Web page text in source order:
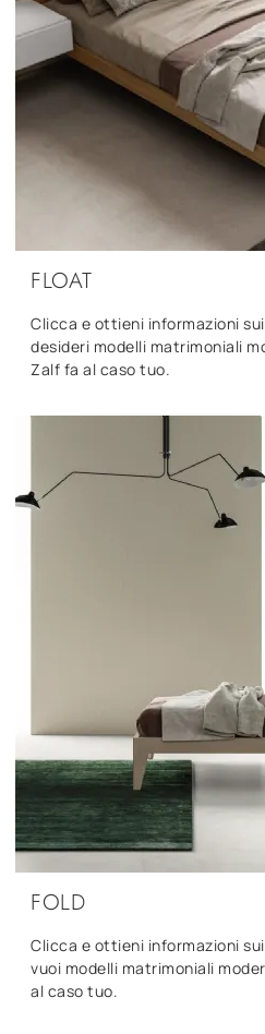
FLOAT
Clicca e ottieni informazioni
desideri modelli matrimoniali
Zalf fa al caso tuo.
FOLD
Clicca e ottieni informazioni
vuoi modelli matrimoniali
al caso tuo.